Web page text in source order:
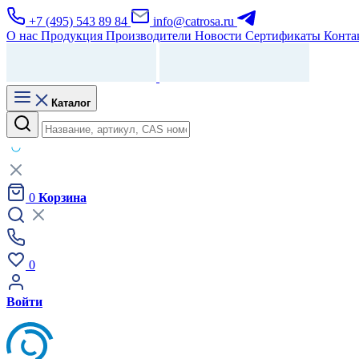
+7 (495) 543 89 84
info@catrosa.ru
О нас Продукция Производители Новости Сертификаты
Каталог
0 Корзина
0
Войти